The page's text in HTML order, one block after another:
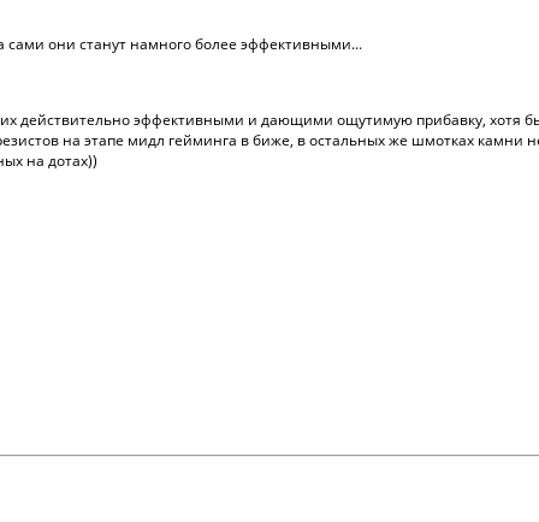
сами они станут намного более эффективными...
их действительно эффективными и дающими ощутимую прибавку, хотя
на этапе мидл гейминга в биже, в остальных же шмотках камни
на дотах))